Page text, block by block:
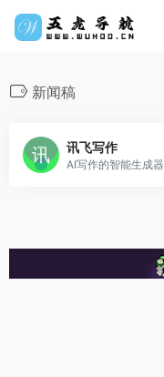
新闻稿
讯飞写作
AI写作的智能生成器